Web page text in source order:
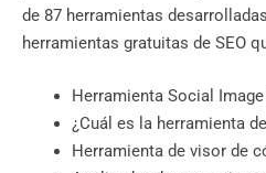
de 87 herramientas
herramientas gratuitas de SEO
Herramienta Social Image
¿Cuál es la herramienta
Herramienta de visor de